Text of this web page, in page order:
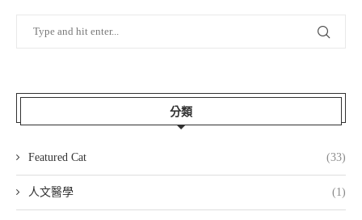
分類
Featured Cat (33)
人文醫學 (1)